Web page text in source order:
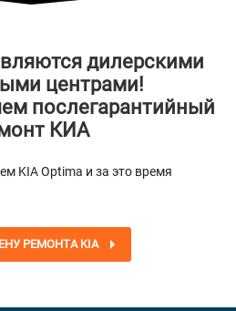
дилерскими
центрами!
послегарантийный
КИА
KIA Optima и за это время
РЕМОНТА KIA